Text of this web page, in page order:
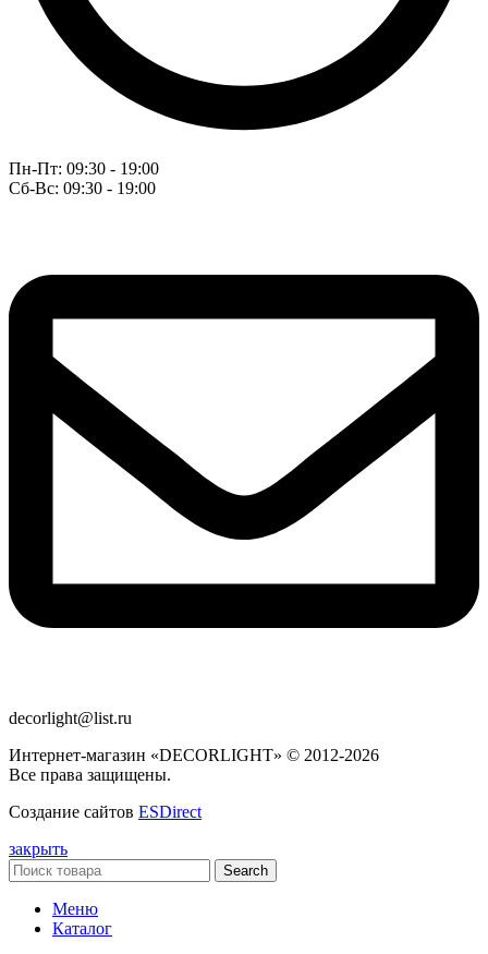
Пн-Пт: 09:30 - 19:00
Сб-Вс: 09:30 - 19:00
decorlight@list.ru
Интернет-магазин «DECORLIGHT» © 2012-2026
Все права защищены.
Создание сайтов ESDirect
закрыть
Search
Меню
Каталог